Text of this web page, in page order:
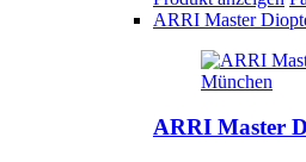
ARRI Master
ARRI Master